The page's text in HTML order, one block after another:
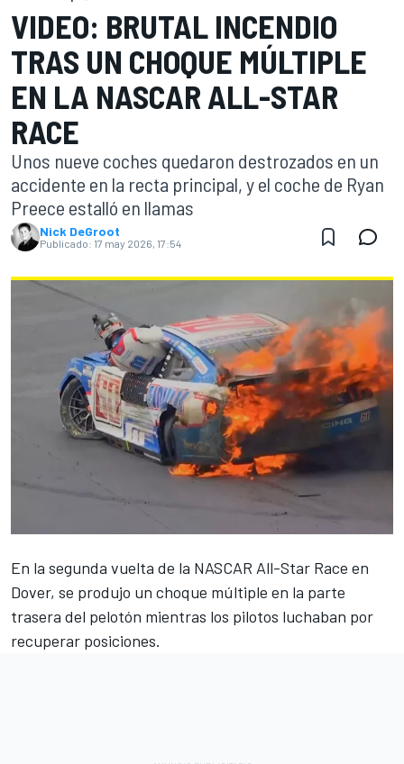
VIDEO: BRUTAL INCENDIO
TRAS UN CHOQUE MÚLTIPLE
EN LA NASCAR ALL-STAR
RACE
Unos nueve coches quedaron destrozados en un
accidente en la recta principal, y el coche de Ryan
Preece estalló en llamas
Nick DeGroot
Publicado: 17 may 2026, 17:54
En la segunda vuelta de la NASCAR All-Star Race en
Dover, se produjo un choque múltiple en la parte
trasera del pelotón mientras los pilotos luchaban por
recuperar posiciones.